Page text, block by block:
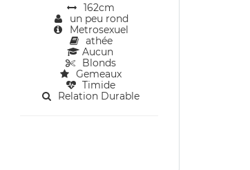
162cm
un peu rond
Metrosexuel
athée
Aucun
Blonds
Gemeaux
Timide
Relation Durable